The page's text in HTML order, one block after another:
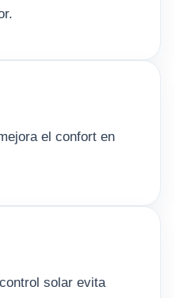
el confort en
solar evita